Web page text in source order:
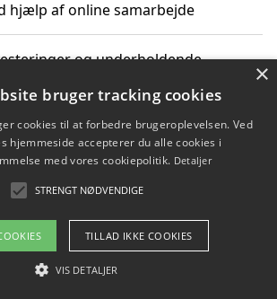
hjælp af online samarbejde
og underholdende
møder for virksomheder fremme
2026 - Pilanto Aps
/ kontakt
×
bruger tracking cookies
cookies til at forbedre brugeroplevelsen. Ved
hjemmeside accepterer du alle cookies i
med vores cookiepolitik. Detaljer
STRENGT NØDVENDIGE
TILLAD IKKE COOKIES
VIS DETALJER